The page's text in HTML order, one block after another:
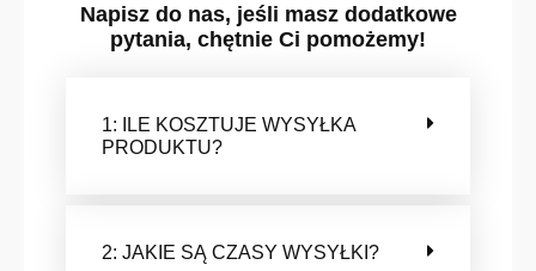
Napisz do nas, jeśli masz dodatkowe
pytania, chętnie Ci pomożemy!
1: ILE KOSZTUJE WYSYŁKA
PRODUKTU?
2: JAKIE SĄ CZASY WYSYŁKI?